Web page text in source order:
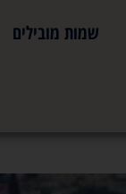
שמות מובילים